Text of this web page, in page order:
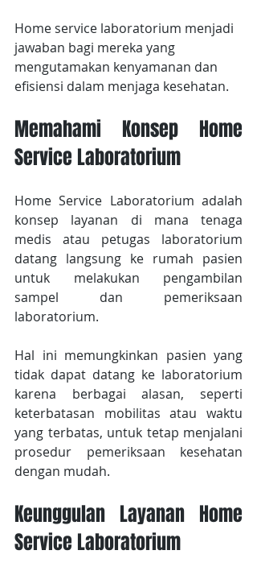
Home service laboratorium menjadi
jawaban bagi mereka yang
mengutamakan kenyamanan dan
efisiensi dalam menjaga kesehatan.
Memahami Konsep Home
Service Laboratorium
Home Service Laboratorium adalah
konsep layanan di mana tenaga
medis atau petugas laboratorium
datang langsung ke rumah pasien
untuk melakukan pengambilan
sampel dan pemeriksaan
laboratorium.
Hal ini memungkinkan pasien yang
tidak dapat datang ke laboratorium
karena berbagai alasan, seperti
keterbatasan mobilitas atau waktu
yang terbatas, untuk tetap menjalani
prosedur pemeriksaan kesehatan
dengan mudah.
Keunggulan Layanan Home
Service Laboratorium